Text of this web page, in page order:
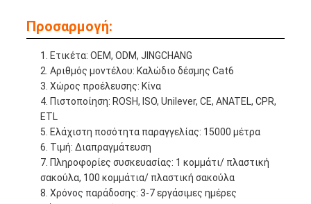
Προσαρμογή:
Ετικέτα: OEM, ODM, JINGCHANG
Αριθμός μοντέλου: Καλώδιο δέσμης Cat6
Χώρος προέλευσης: Κίνα
Πιστοποίηση: ROSH, ISO, Unilever, CE, ANATEL, CPR,
ETL
Ελάχιστη ποσότητα παραγγελίας: 15000 μέτρα
Τιμή: Διαπραγμάτευση
Πληροφορίες συσκευασίας: 1 κομμάτι/ πλαστική
σακούλα, 100 κομμάτια/ πλαστική σακούλα
Χρόνος παράδοσης: 3-7 εργάσιμες ημέρες